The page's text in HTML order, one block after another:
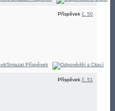
Příspěvek č. 50
Příspěvek č. 51